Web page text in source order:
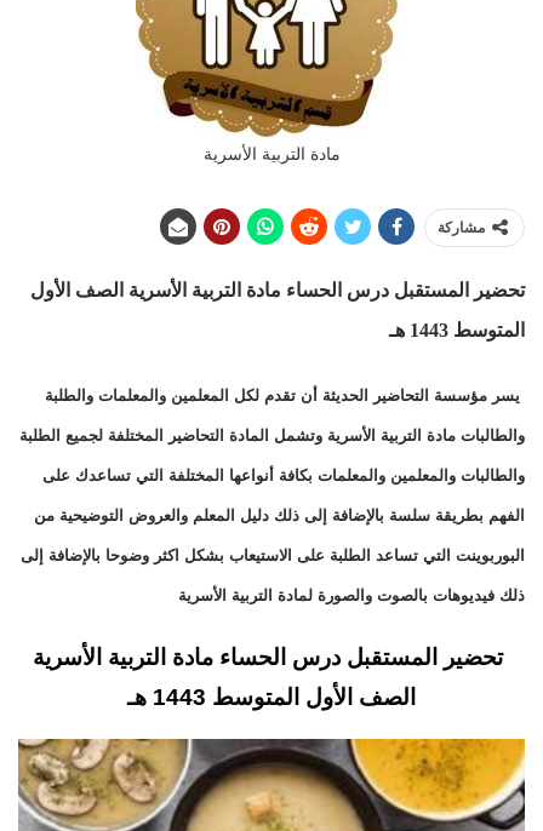
مادة التربية الأسرية
مشاركة
تحضير المستقبل درس الحساء مادة التربية الأسرية الصف الأول
المتوسط 1443 هـ
يسر مؤسسة التحاضير الحديثة أن تقدم لكل المعلمين والمعلمات والطلبة
والطالبات مادة التربية الأسرية وتشمل المادة التحاضير المختلفة لجميع الطلبة
والطالبات والمعلمين والمعلمات بكافة أنواعها المختلفة التي تساعدك على
الفهم بطريقة سلسة بالإضافة إلى ذلك دليل المعلم والعروض التوضيحية من
البوربوينت التي تساعد الطلبة على الاستيعاب بشكل اكثر وضوحا بالإضافة إلى
ذلك فيديوهات بالصوت والصورة لمادة التربية الأسرية
تحضير المستقبل درس الحساء مادة التربية الأسرية
الصف الأول المتوسط 1443 هـ